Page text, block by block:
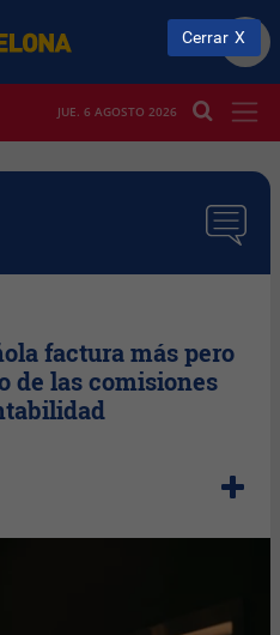
JUE. 6 AGOSTO 2026
factura más pero
de las comisiones
Cerrar